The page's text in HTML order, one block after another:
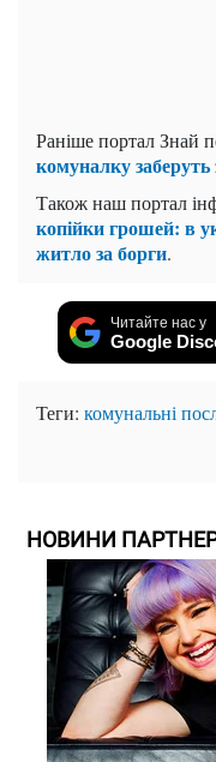
Раніше портал Знай
комуналку
Також наш портал
копійки грошей: в
житло за борги.
Читайте нас у
Google
Теги: комунальні
НОВИНИ